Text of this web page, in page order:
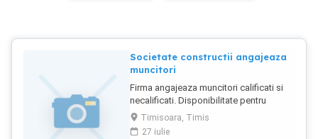
Societate constructii angajeaza
muncitori
Firma angajeaza muncitori calificati si
necalificati. Disponibilitate pentru
deplasari. Se ofera cazare si masa.
Telefon
Timisoara, Timis
27 iulie